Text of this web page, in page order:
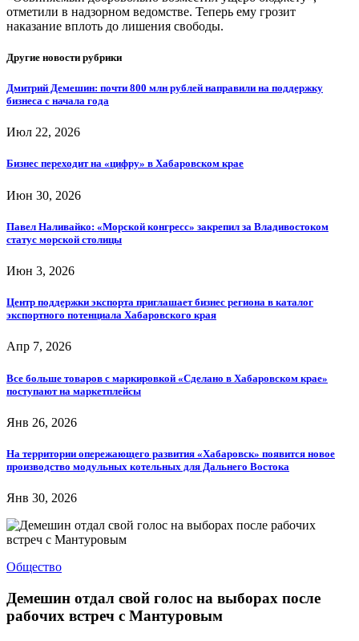
отметили в надзорном ведомстве. Теперь ему грозит
наказание вплоть до лишения свободы.
Другие новости рубрики
Дмитрий Демешин: почти 800 млн рублей направили на поддержку
бизнеса с начала года
Июл 22, 2026
Бизнес переходит на «цифру» в Хабаровском крае
Июн 30, 2026
Павел Наливайко: «Морской конгресс» закрепил за Владивостоком
статус морской столицы
Июн 3, 2026
Центр поддержки экспорта приглашает бизнес региона в каталог
экспортного потенциала Хабаровского края
Апр 7, 2026
Все больше товаров с маркировкой «Сделано в Хабаровском крае»
поступают на маркетплейсы
Янв 26, 2026
На территории опережающего развития «Хабаровск» появится новое
производство модульных котельных для Дальнего Востока
Янв 30, 2026
Общество
Демешин отдал свой голос на выборах после
рабочих встреч с Мантуровым